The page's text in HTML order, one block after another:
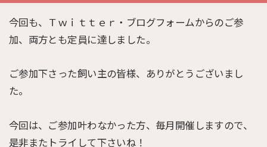
今回も、Ｔｗｉｔｔｅｒ・ブログフォームからのご参
加、両方とも定員に達しました。
ご参加下さった飼い主の皆様、ありがとうございまし
た。
今回は、ご参加叶わなかった方、毎月開催しますので、
是非またトライして下さいね！